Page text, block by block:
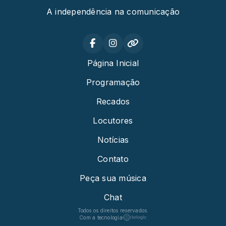
A independência na comunicação
Página Inicial
Programação
Recados
Locutores
Notícias
Contato
Peça sua música
Chat
Todos os direitos reservados.
Com a tecnologia